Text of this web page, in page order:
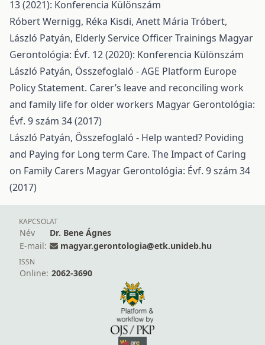
13 (2021): Konferencia Különszám
Róbert Wernigg, Réka Kisdi, Anett Mária Tróbert,
László Patyán, Elderly Service Officer Trainings Magyar
Gerontológia: Évf. 12 (2020): Konferencia Különszám
László Patyán, Összefoglaló - AGE Platform Europe
Policy Statement. Carer’s leave and reconciling work
and family life for older workers Magyar Gerontológia:
Évf. 9 szám 34 (2017)
László Patyán, Összefoglaló - Help wanted? Poviding
and Paying for Long term Care. The Impact of Caring
on Family Carers Magyar Gerontológia: Évf. 9 szám 34
(2017)
KAPCSOLAT
Név
Dr. Bene Ágnes
E-mail:
magyar.gerontologia@etk.unideb.hu
ISSN
Online: 2062-3690